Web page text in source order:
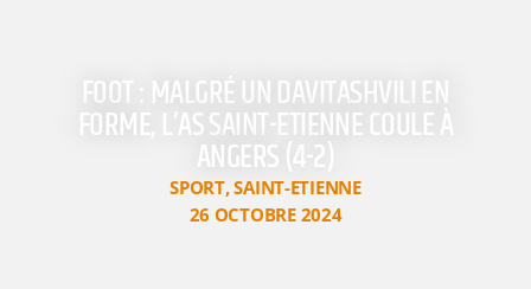
FOOT : MALGRÉ UN DAVITASHVILI EN
FORME, L’AS SAINT-ETIENNE COULE À
ANGERS (4-2)
SPORT,SAINT-ETIENNE
26 OCTOBRE 2024